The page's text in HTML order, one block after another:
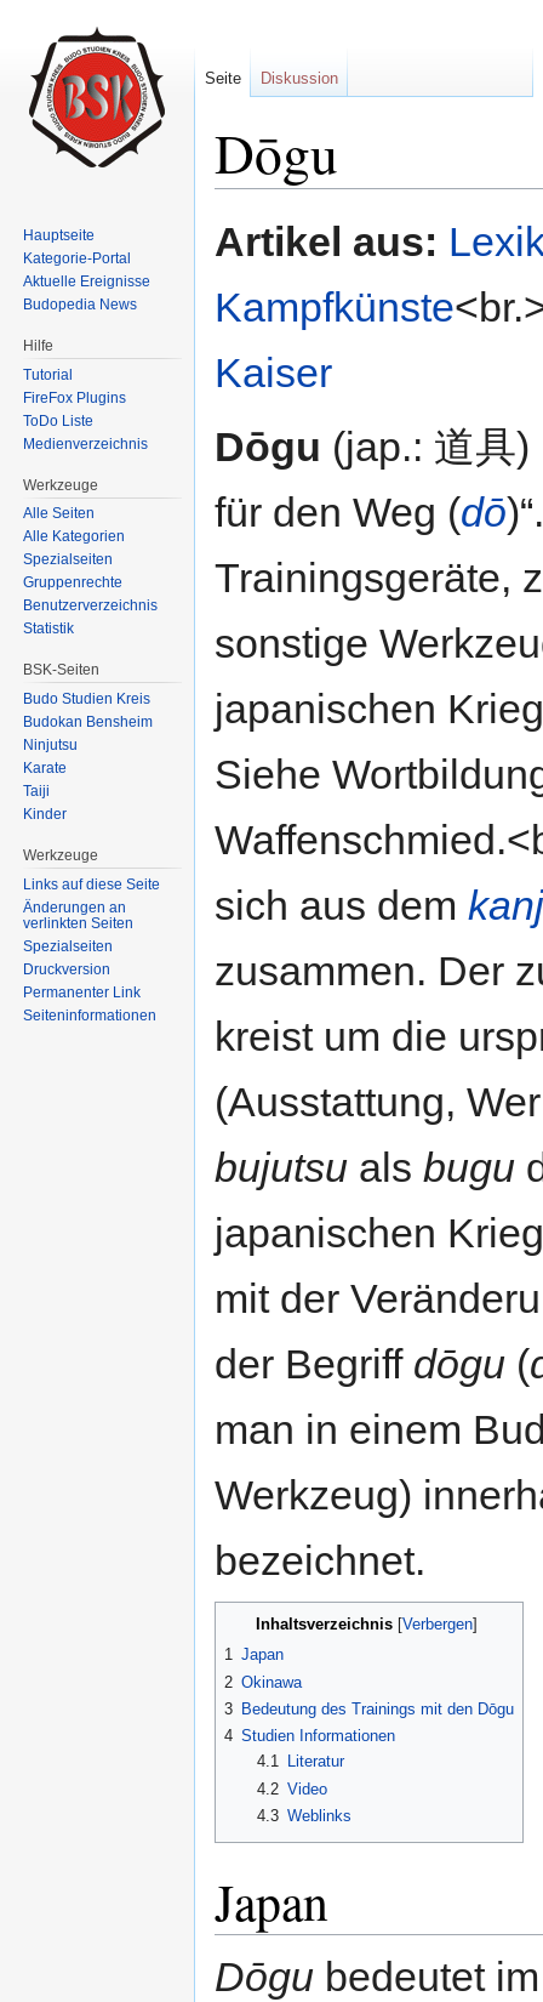
Dōgu
Artikel aus:
Kampfkünste
Kaiser
Dōgu (jap.: 道具)
für den Weg (dō
Trainingsgeräte,
sonstige
japanischen
Siehe
sich aus dem
zusammen. Der
kreist um die
(Ausstattung,
bujutsu als bugu
japanischen
mit der
der Begriff dōgu (
man in einem
Werkzeug)
bezeichnet.
Inhaltsverzeichnis Verbergen
1 Japan
2 Okinawa
3 Bedeutung des Trainings mit den Dōgu
4 Studien Informationen
4.1
Literatur
4.2 Video
4.3 Weblinks
Japan
Dōgu bedeutet
Seite Diskussion
Hauptseite
Kategorie-Portal
Aktuelle Ereignisse
Budopedia News
Hilfe
Tutorial
FireFox Plugins
ToDo Liste
Medienverzeichnis
Werkzeuge
Alle Seiten
Alle Kategorien
Spezialseiten
Gruppenrechte
Benutzerverzeichnis
Statistik
BSK-Seiten
Budo Studien Kreis
Budokan Bensheim
Ninjutsu
Karate
Taiji
Kinder
Werkzeuge
Links auf diese Seite
Änderungen an
verlinkten Seiten
Spezialseiten
Druckversion
Permanenter Link
Seiten­informationen